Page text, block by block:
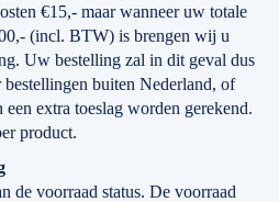
€15,- maar wanneer uw totale
(incl. BTW) is brengen wij u
Uw bestelling zal in dit geval dus
buiten Nederland, of
extra toeslag worden gerekend.
product.
de voorraad status. De voorraad